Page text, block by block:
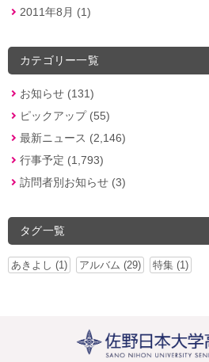
2011年8月 (1)
カテゴリー一覧
お知らせ (131)
ピックアップ (55)
最新ニュース (2,146)
行事予定 (1,793)
訪問者別お知らせ (3)
タグ一覧
あきよし (1) アルバム (29) 特集 (1)